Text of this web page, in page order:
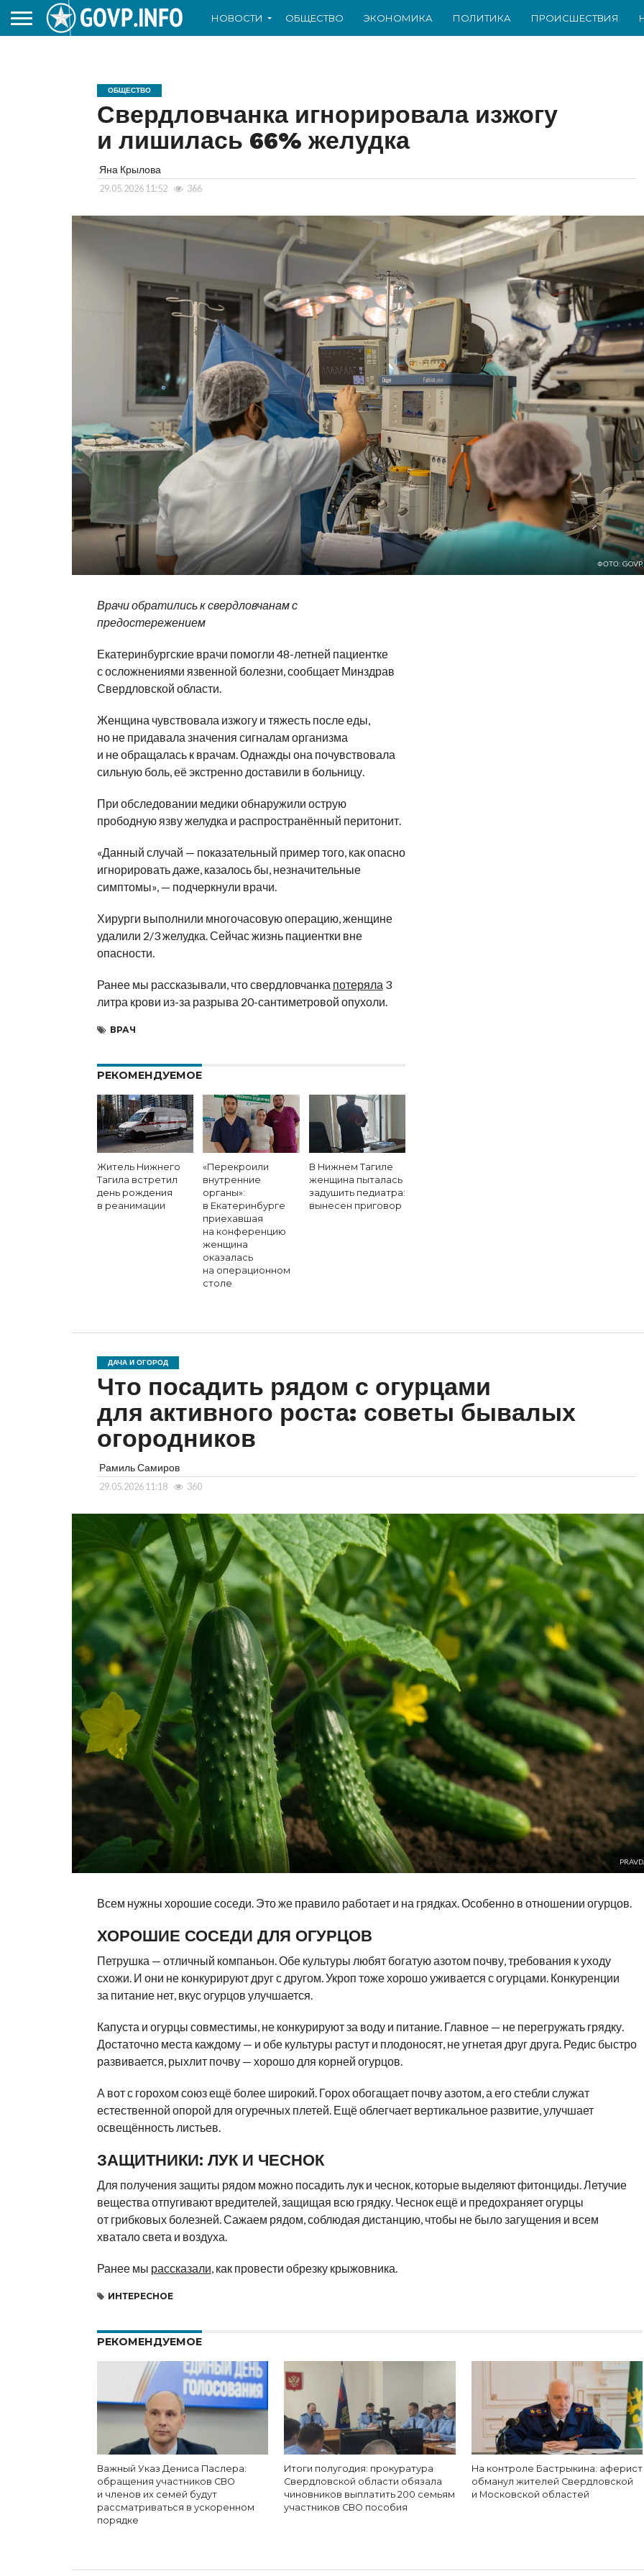
НОВОСТИ ОБЩЕСТВО ЭКОНОМИКА ПОЛИТИКА ПРОИСШЕСТВИЯ
ОБЩЕСТВО
Свердловчанка игнорировала изжогу
и лишилась 66% желудка
Яна Крылова
29.05.2026 11:52 366
ФОТО:
Врачи обратились к свердловчанам с
предостережением
Екатеринбургские врачи помогли 48-летней пациентке
с осложнениями язвенной болезни, сообщает Минздрав
Свердловской области.
Женщина чувствовала изжогу и тяжесть после еды,
но не придавала значения сигналам организма
и не обращалась к врачам. Однажды она почувствовала
сильную боль, её экстренно доставили в больницу.
При обследовании медики обнаружили острую
прободную язву желудка и распространённый перитонит.
«Данный случай — показательный пример того, как опасно
игнорировать даже, казалось бы, незначительные
симптомы», — подчеркнули врачи.
Хирурги выполнили многочасовую операцию, женщине
удалили 2/3 желудка. Сейчас жизнь пациентки вне
опасности.
Ранее мы рассказывали, что свердловчанка потеряла 3
литра крови из-за разрыва 20-сантиметровой опухоли.
ВРАЧ
РЕКОМЕНДУЕМОЕ
Житель Нижнего
Тагила встретил
день рождения
в реанимации
«Перекроили
внутренние
органы»:
в Екатеринбурге
приехавшая
на конференцию
женщина
оказалась
на операционном
столе
В Нижнем Тагиле
женщина пыталась
задушить педиатра:
вынесен приговор
ДАЧА И ОГОРОД
Что посадить рядом с огурцами
для активного роста: советы бывалых
огородников
Рамиль Самиров
29.05.2026 11:18 360
Всем нужны хорошие соседи. Это же правило работает и на грядках. Особенно в отношении огурцов.
ХОРОШИЕ СОСЕДИ ДЛЯ ОГУРЦОВ
Петрушка — отличный компаньон. Обе культуры любят богатую азотом почву, требования к уходу
схожи. И они не конкурируют друг с другом. Укроп тоже хорошо уживается с огурцами. Конкуренции
за питание нет, вкус огурцов улучшается.
Капуста и огурцы совместимы, не конкурируют за воду и питание. Главное — не перегружать грядку.
Достаточно места каждому — и обе культуры растут и плодоносят, не угнетая друг друга. Редис быстро
развивается, рыхлит почву — хорошо для корней огурцов.
А вот с горохом союз ещё более широкий. Горох обогащает почву азотом, а его стебли служат
естественной опорой для огуречных плетей. Ещё облегчает вертикальное развитие, улучшает
освещённость листьев.
ЗАЩИТНИКИ: ЛУК И ЧЕСНОК
Для получения защиты рядом можно посадить лук и чеснок, которые выделяют фитонциды. Летучие
вещества отпугивают вредителей, защищая всю грядку. Чеснок ещё и предохраняет огурцы
от грибковых болезней. Сажаем рядом, соблюдая дистанцию, чтобы не было загущения и всем
хватало света и воздуха.
Ранее мы рассказали, как провести обрезку крыжовника.
ИНТЕРЕСНОЕ
РЕКОМЕНДУЕМОЕ
Важный Указ Дениса Паслера:
обращения участников СВО
и членов их семей будут
рассматриваться в ускоренном
порядке
Итоги полугодия: прокуратура
Свердловской области обязала
чиновников выплатить 200 семьям
участников СВО пособия
На контроле Бастрыкина: аферист
обманул жителей Свердловской
и Московской областей